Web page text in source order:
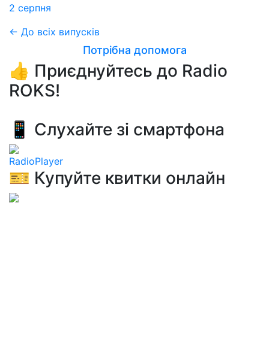
2 серпня
← До всіх випусків
Потрібна допомога
👍 Приєднуйтесь до Radio
ROKS!
📱 Слухайте зі смартфона
RadioPlayer
🎫 Купуйте квитки онлайн